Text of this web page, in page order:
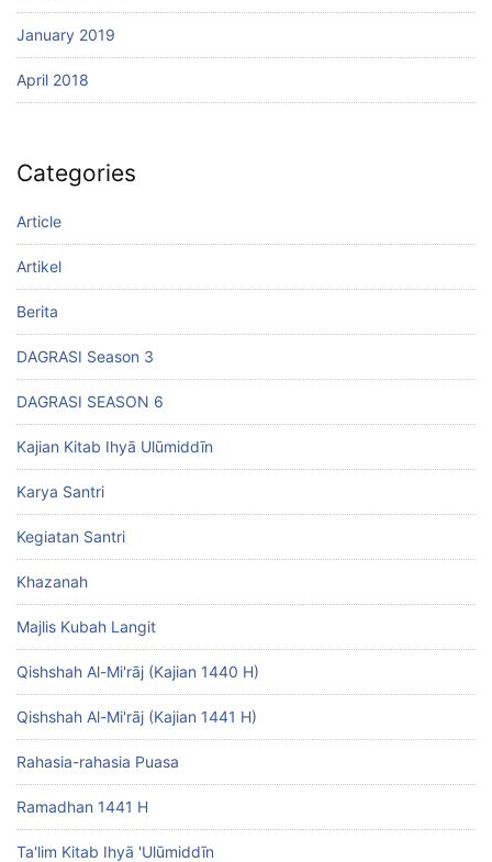
January 2019
April 2018
Categories
Article
Artikel
Berita
DAGRASI Season 3
DAGRASI SEASON 6
Kajian Kitab Ihyā Ulūmiddīn
Karya Santri
Kegiatan Santri
Khazanah
Majlis Kubah Langit
Qishshah Al-Mi'rāj (Kajian 1440 H)
Qishshah Al-Mi'rāj (Kajian 1441 H)
Rahasia-rahasia Puasa
Ramadhan 1441 H
Ta'lim Kitab Ihyā 'Ulūmiddīn